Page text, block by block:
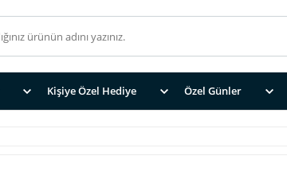
Kişiye Özel Hediye Özel Günler